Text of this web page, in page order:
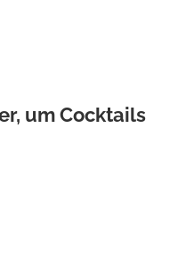
um Cocktails